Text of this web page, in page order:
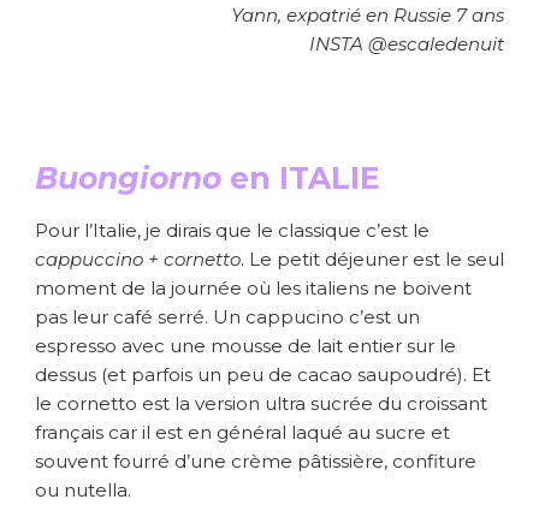
Yann, expatrié en Russie 7 ans
INSTA @escaledenuit
Buongiorno en ITALIE
Pour l’Italie, je dirais que le classique c’est le
cappuccino + cornetto. Le petit déjeuner est le seul
moment de la journée où les italiens ne boivent
pas leur café serré. Un cappucino c’est un
espresso avec une mousse de lait entier sur le
dessus (et parfois un peu de cacao saupoudré). Et
le cornetto est la version ultra sucrée du croissant
français car il est en général laqué au sucre et
souvent fourré d’une crème pâtissière, confiture
ou nutella.